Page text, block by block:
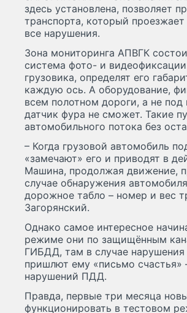
здесь установлена, позволяет
транспорта, который
все нарушения.
Зона мониторинга АПВГК
система фото- и
грузовика, определят его
каждую ось. А оборудование,
всем полотном дороги, а не под
датчик фура не сможет. Такие
автомобильного потока без
– Когда грузовой автомобиль
«замечают» его и приводят в
Машина, продолжая движение,
случае обнаружения
дорожное табло – номер и вес
Загорянский.
Однако самое интересное
режиме они по защищённым
ГИБДД, там в случае
пришлют ему «письмо счастья»
нарушений ПДД.
Правда, первые три месяца
функционировать в тестовом